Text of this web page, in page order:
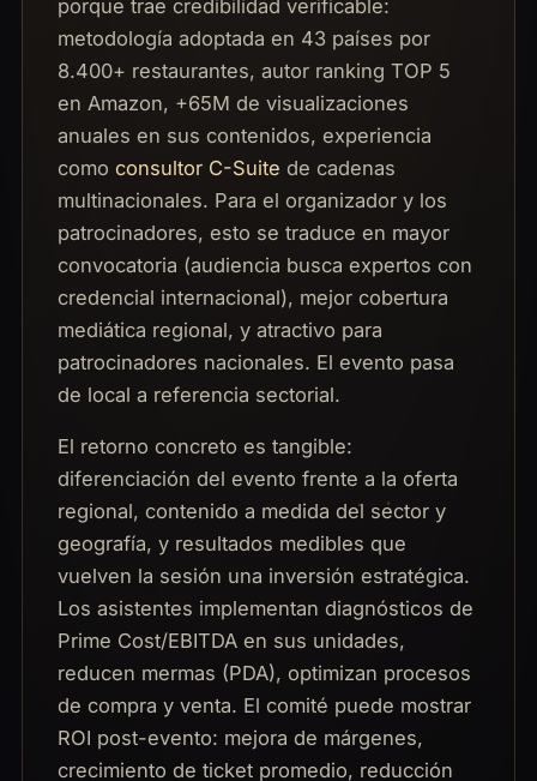
porque trae credibilidad verificable:
metodología adoptada en 43 países por
8.400+ restaurantes, autor ranking TOP 5
en Amazon, +65M de visualizaciones
anuales en sus contenidos, experiencia
como consultor C-Suite de cadenas
multinacionales. Para el organizador y los
patrocinadores, esto se traduce en mayor
convocatoria (audiencia busca expertos con
credencial internacional), mejor cobertura
mediática regional, y atractivo para
patrocinadores nacionales. El evento pasa
de local a referencia sectorial.
El retorno concreto es tangible:
diferenciación del evento frente a la oferta
regional, contenido a medida del sector y
geografía, y resultados medibles que
vuelven la sesión una inversión estratégica.
Los asistentes implementan diagnósticos de
Prime Cost/EBITDA en sus unidades,
reducen mermas (PDA), optimizan procesos
de compra y venta. El comité puede mostrar
ROI post-evento: mejora de márgenes,
crecimiento de ticket promedio, reducción